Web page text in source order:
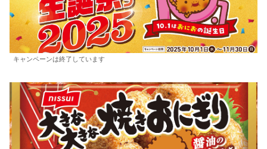
キャンペーンは終了しています